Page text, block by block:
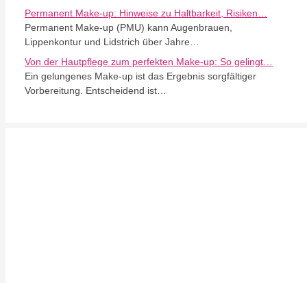
Permanent Make-up: Hinweise zu Haltbarkeit, Risiken…
Permanent Make-up (PMU) kann Augenbrauen,
Lippenkontur und Lidstrich über Jahre…
Von der Hautpflege zum perfekten Make-up: So gelingt…
Ein gelungenes Make-up ist das Ergebnis sorgfältiger
Vorbereitung. Entscheidend ist…